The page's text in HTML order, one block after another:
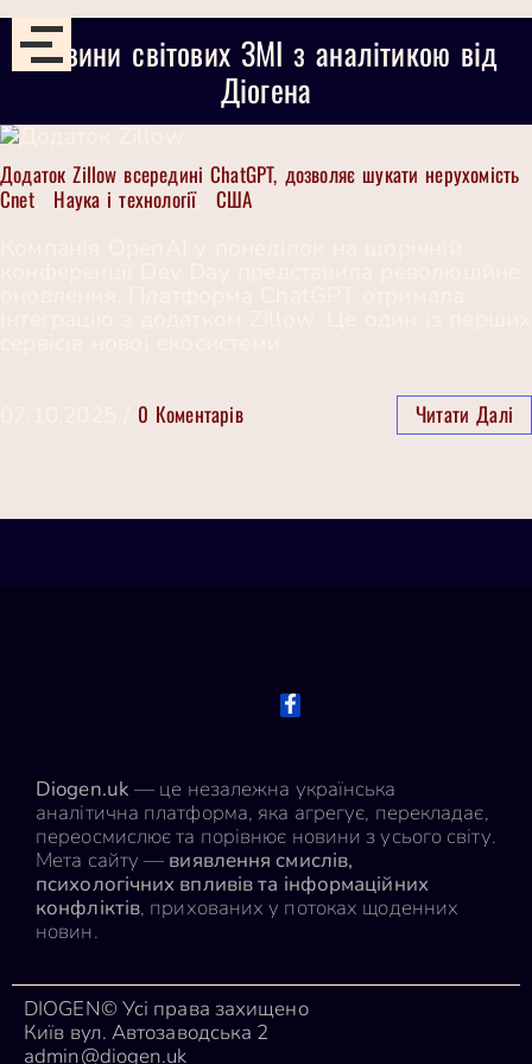
Новини світових ЗМІ з аналітикою від
Діогена
Додаток Zillow всередині ChatGPT, дозволяє шукати нерухомість
Cnet, Наука і технології,США
0 Коментарів Читати Далі
Diogen.uk — це незалежна українська
аналітична платформа, яка агрегує, перекладає,
переосмислює та порівнює новини з усього світу.
Мета сайту — виявлення смислів,
психологічних впливів та інформаційних
конфліктів, прихованих у потоках щоденних
новин.
DIOGEN© Усі права захищено
Київ вул. Автозаводська 2
admin@diogen.uk